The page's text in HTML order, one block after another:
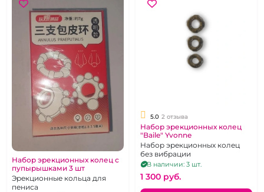
Набор эрекционных колец с
пупырышками 3 шт
Эрекционные кольца для
пениса
5.0 2 отзыва
Набор эрекционных колец
"Baile" Yvonne
Набор эрекционных колец
без вибрации
В наличии: 3 шт.
1 300 pуб.